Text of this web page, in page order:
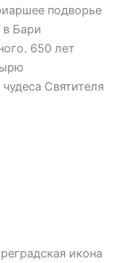
подворье
в Бари
650 лет
Святителя
икона